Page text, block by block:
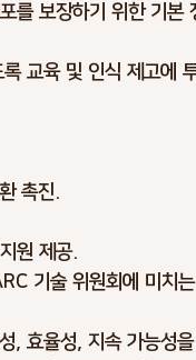
를 보장하기 위한 기본
교육 및 인식 제고에
촉진.
원 제공.
기술 위원회에 미치
, 효율성, 지속 가능성